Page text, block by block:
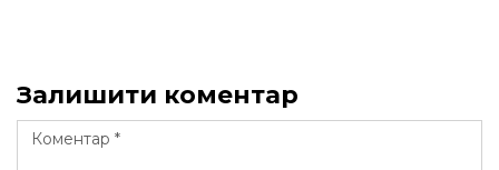
Залишити коментар